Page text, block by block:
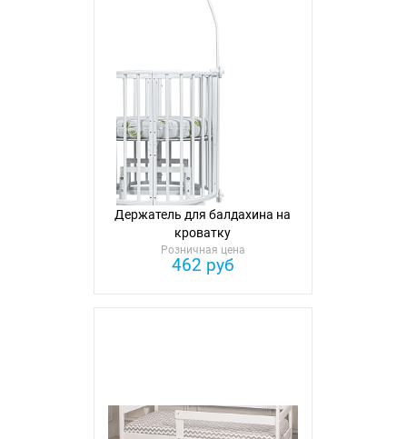
Держатель для балдахина на
кроватку
Розничная цена
462 руб